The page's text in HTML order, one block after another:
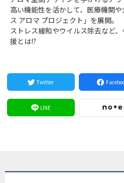
高い機能性を活かして、医療機関
ス アロマ プロジェクト」を展開。
ストレス緩和やウイルス除去など
援とは!?
Twitter
LINE